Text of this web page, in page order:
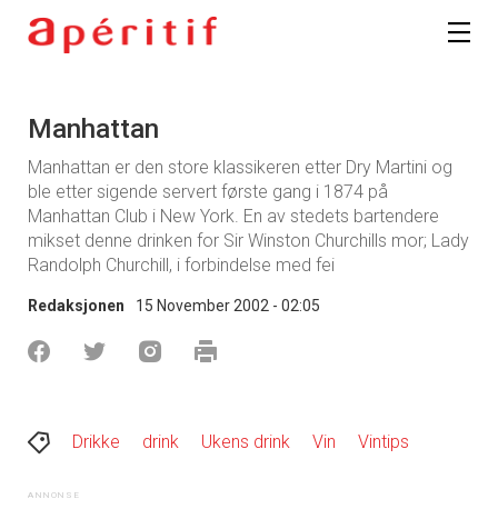
Manhattan
Manhattan er den store klassikeren etter Dry Martini og
ble etter sigende servert første gang i 1874 på
Manhattan Club i New York. En av stedets bartendere
mikset denne drinken for Sir Winston Churchills mor; Lady
Randolph Churchill, i forbindelse med fei
Redaksjonen 15 November 2002 - 02:05
Drikke drink Ukens drink Vin Vintips